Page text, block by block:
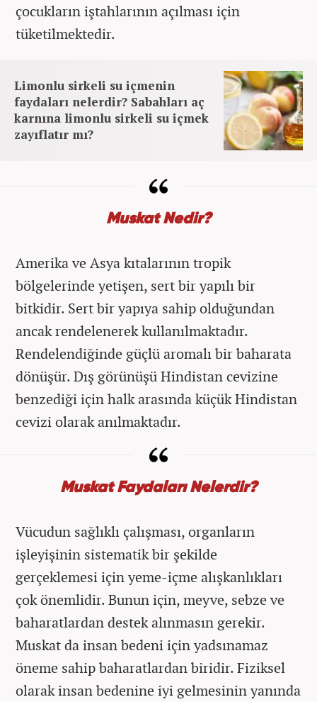
çocukların iştahlarının açılması için
tüketilmektedir.
Limonlu sirkeli su içmenin
faydaları nelerdir? Sabahları aç
karnına limonlu sirkeli su içmek
zayıflatır mı?
Muskat Nedir?
Amerika ve Asya kıtalarının tropik
bölgelerinde yetişen, sert bir yapılı bir
bitkidir. Sert bir yapıya sahip olduğundan
ancak rendelenerek kullanılmaktadır.
Rendelendiğinde güçlü aromalı bir baharata
dönüşür. Dış görünüşü Hindistan cevizine
benzediği için halk arasında küçük Hindistan
cevizi olarak anılmaktadır.
Muskat Faydaları Nelerdir?
Vücudun sağlıklı çalışması, organların
işleyişinin sistematik bir şekilde
gerçeklemesi için yeme-içme alışkanlıkları
çok önemlidir. Bunun için, meyve, sebze ve
baharatlardan destek alınmasın gerekir.
Muskat da insan bedeni için yadsınamaz
öneme sahip baharatlardan biridir. Fiziksel
olarak insan bedenine iyi gelmesinin yanında